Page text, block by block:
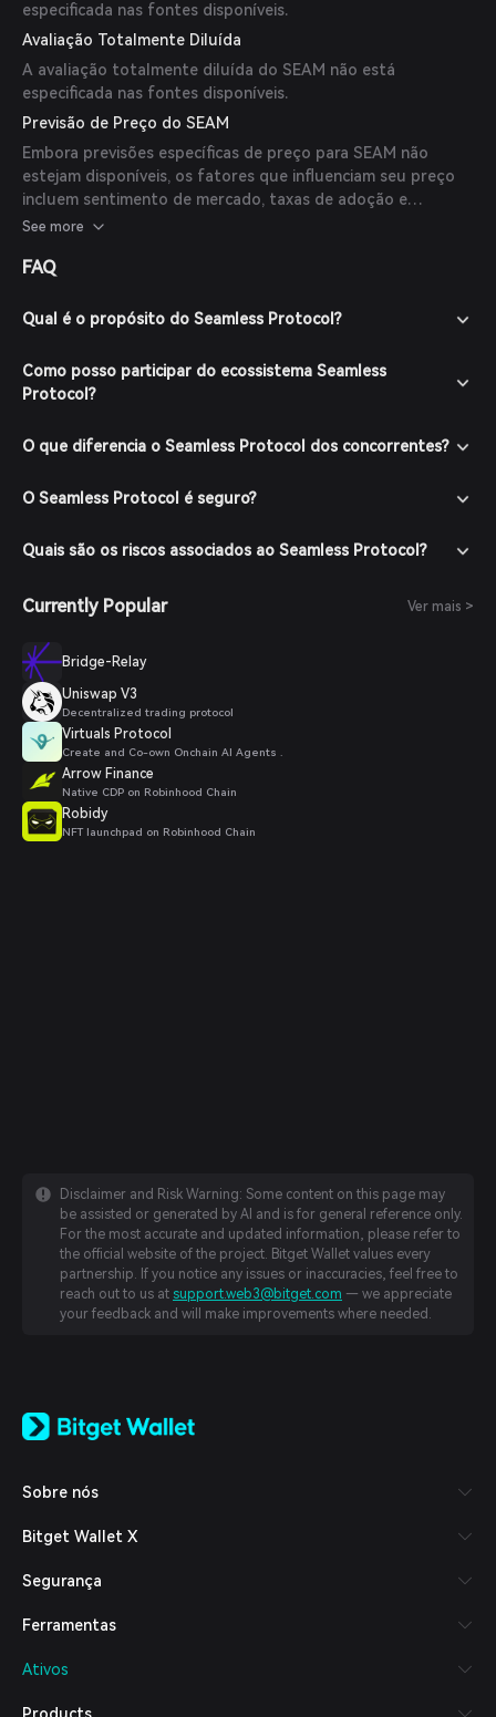
especificada nas fontes disponíveis.
Avaliação Totalmente Diluída
A avaliação totalmente diluída do SEAM não está
especificada nas fontes disponíveis.
Previsão de Preço do SEAM
Embora previsões específicas de preço para SEAM não
estejam disponíveis, os fatores que influenciam seu preço
incluem sentimento de mercado, taxas de adoção e
desenvolvimentos dentro do ecossistema Seamless
criptomoedas são altamente voláteis e o desempenho
See more
FAQ
Qual é o propósito do Seamless Protocol?
Como posso participar do ecossistema Seamless
Protocol?
O que diferencia o Seamless Protocol dos concorrentes?
O Seamless Protocol é seguro?
Quais são os riscos associados ao Seamless Protocol?
Currently Popular Ver mais >
Bridge-Relay
Uniswap V3
Decentralized trading protocol
Virtuals Protocol
Create and Co-own Onchain AI Agents .
Arrow Finance
Native CDP on Robinhood Chain
Robidy
NFT launchpad on Robinhood Chain
Disclaimer and Risk Warning: Some content on this page may
be assisted or generated by AI and is for general reference only.
For the most accurate and updated information, please refer to
the official website of the project. Bitget Wallet values every
partnership. If you notice any issues or inaccuracies, feel free to
reach out to us at support.web3@bitget.com — we appreciate
your feedback and will make improvements where needed.
日本語
Español (Latinoamérica)
Italiano
Deutsch
繁體中文
Bahasa Indonesia
Sobre nós
Bitget Wallet X
Segurança
Ferramentas
Ativos
Products